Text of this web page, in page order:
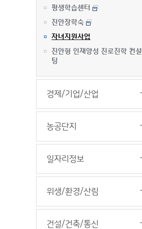
평생학습센터
진안장학숙
자녀지원사업
진안형 인재양성 진로진학 컨설
팅
경제/기업/산업
농공단지
일자리정보
위생/환경/산림
건설/건축/통신